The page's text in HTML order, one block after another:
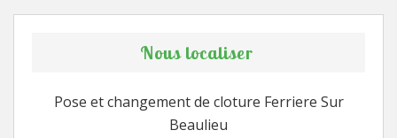
Nous localiser
Pose et changement de cloture Ferriere Sur
Beaulieu